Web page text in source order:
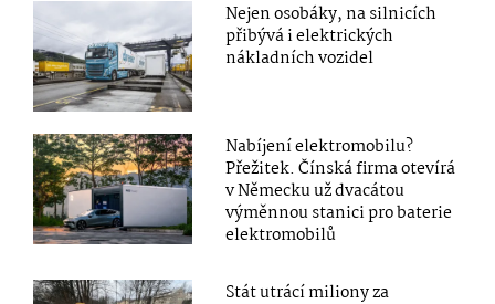
Nejen osobáky, na silnicích
přibývá i elektrických
nákladních vozidel
Nabíjení elektromobilu?
Přežitek. Čínská firma otevírá
v Německu už dvacátou
výměnnou stanici pro baterie
elektromobilů
Stát utrácí miliony za